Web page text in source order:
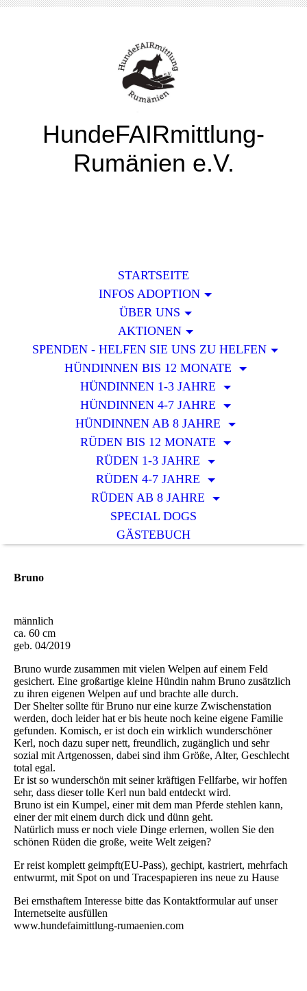
HundeFAIRmittlung-
Rumänien e.V.
STARTSEITE
INFOS ADOPTION
ÜBER UNS
AKTIONEN
SPENDEN - HELFEN SIE UNS ZU HELFEN
HÜNDINNEN BIS 12 MONATE
HÜNDINNEN 1-3 JAHRE
HÜNDINNEN 4-7 JAHRE
HÜNDINNEN AB 8 JAHRE
RÜDEN BIS 12 MONATE
RÜDEN 1-3 JAHRE
RÜDEN 4-7 JAHRE
RÜDEN AB 8 JAHRE
SPECIAL DOGS
GÄSTEBUCH
Bruno
männlich
ca. 60 cm
geb. 04/2019
Bruno wurde zusammen mit vielen Welpen auf einem Feld
gesichert. Eine großartige kleine Hündin nahm Bruno zusätzlich
zu ihren eigenen Welpen auf und brachte alle durch.
Der Shelter sollte für Bruno nur eine kurze Zwischenstation
werden, doch leider hat er bis heute noch keine eigene Familie
gefunden. Komisch, er ist doch ein wirklich wunderschöner
Kerl, noch dazu super nett, freundlich, zugänglich und sehr
sozial mit Artgenossen, dabei sind ihm Größe, Alter, Geschlecht
total egal.
Er ist so wunderschön mit seiner kräftigen Fellfarbe, wir hoffen
sehr, dass dieser tolle Kerl nun bald entdeckt wird.
Bruno ist ein Kumpel, einer mit dem man Pferde stehlen kann,
einer der mit einem durch dick und dünn geht.
Natürlich muss er noch viele Dinge erlernen, wollen Sie den
schönen Rüden die große, weite Welt zeigen?
Er reist komplett geimpft(EU-Pass), gechipt, kastriert, mehrfach
entwurmt, mit Spot on und Tracespapieren ins neue zu Hause
Bei ernsthaftem Interesse bitte das Kontaktformular auf unser
Internetseite ausfüllen
www.hundefaimittlung-rumaenien.com